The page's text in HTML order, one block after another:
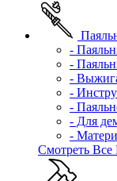
-
-
-
-
-
- Для
-
Смотреть Все